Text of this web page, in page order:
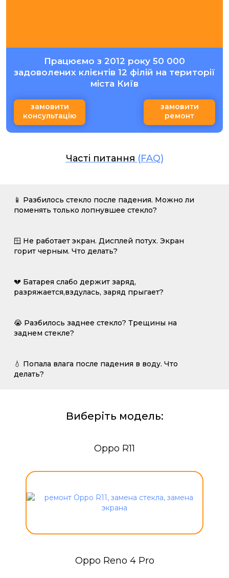
Працюємо з 2012 року 50 000
задоволених клієнтів 12 філій на території
міста Київ
замовити
консультацію
замовити
ремонт
Часті питання (FAQ)
📱 Разбилось стекло после падения. Можно ли
поменять только лопнувшее стекло?
🪟 Не работает экран. Дисплей потух. Экран
горит черным. Что делать?
💔 Батарея слабо держит заряд,
разряжается,вздулась, заряд прыгает?
😭 Разбилось заднее стекло? Трещины на
заднем стекле?
💧 Попала влага после падения в воду. Что
делать?
Виберіть модель:
Oppo R11
Oppo Reno 4 Pro